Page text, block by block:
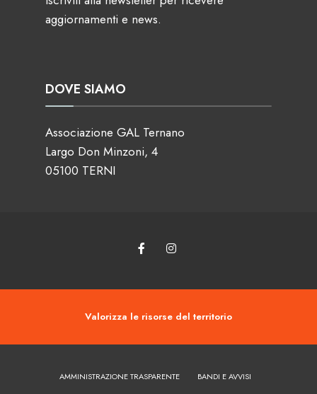
aggiornamenti e news.
DOVE SIAMO
Associazione GAL Ternano
Largo Don Minzoni, 4
05100 TERNI
Valorizza le risorse del territorio
AMMINISTRAZIONE TRASPARENTE BANDI E AVVISI